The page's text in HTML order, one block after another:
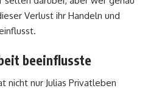
Verlust ihr Handeln und
beeinflusste
nicht nur Julias Privatleben